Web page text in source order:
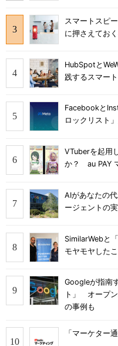
スマートスピ
に押さえてお
HubSpotと
践するスマー
Facebookと
ロックリスト
VTuberを起用
か？ au PAY
AIがあなたの
ージェントの
SimilarWebと
モヤモヤした
Googleが指南
ト」 オープン
の事例も
「マーケター